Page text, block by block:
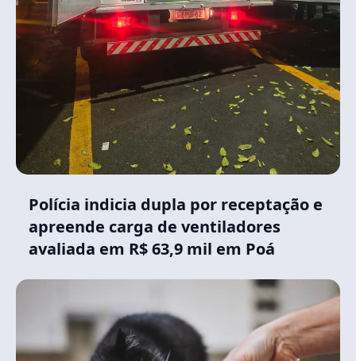
Polícia indicia dupla por receptação e
apreende carga de ventiladores
avaliada em R$ 63,9 mil em Poá